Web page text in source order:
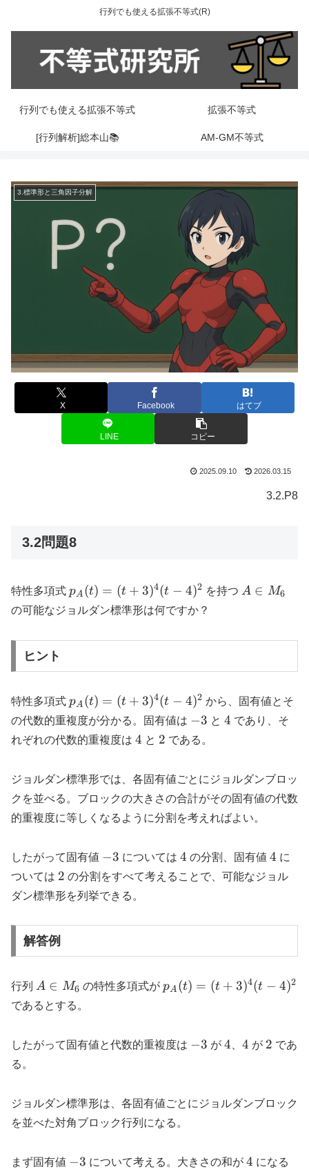
行列でも使える拡張不等式(R)
行列でも使える拡張不等式 拡張不等式
[行列解析]総本山📚 AM-GM不等式
3.標準形と三角因子分解
X Facebook はてブ
LINE コピー
2025.09.10 2026.03.15
3.2.P8
3.2問題8
特性多項式 p_A(t)
=
(t+3)^4
(t-4)^2
pA (t) = (t + 3)4(t − 4)2 を持つ A
A ∈ M6
の可能なジョルダン標準形は何ですか？
ヒント
特性多項式 p_A(t)=
(t+3)^4(t-
4)^2
pA (t) = (t + 3)4(t − 4)2 から、固有値とそ
の代数的重複度が分かる。固有値は -3
−3 と 4
4 であり、そ
れぞれの代数的重複度は 4
4 と 2
2 である。
ジョルダン標準形では、各固有値ごとにジョルダンブロッ
クを並べる。ブロックの大きさの合計がその固有値の代数
的重複度に等しくなるように分割を考えればよい。
したがって固有値 -3
−3 については 4
4 の分割、固有値 4
4 に
ついては 2
2 の分割をすべて考えることで、可能なジョル
ダン標準形を列挙できる。
解答例
行列
A
\in
M_6
A ∈ M6 の特性多項式が p_A(t)=
pA (t) = (t + 3)4(t − 4)2
であるとする。
したがって固有値と代数的重複度は -3
−3 が 4
4 4
4 が 2
2 であ
る。
ジョルダン標準形は、各固有値ごとにジョルダンブロック
を並べた対角ブロック行列になる。
まず固有値 -3
−3 について考える。大きさの和が 4
4 になる